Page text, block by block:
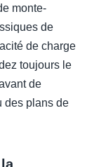
monte-
de
de charge
toujours le
de
des plans de